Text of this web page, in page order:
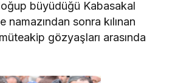
büyüdüğü Kabasakal
namazından sonra kılınan
gözyaşları arasında